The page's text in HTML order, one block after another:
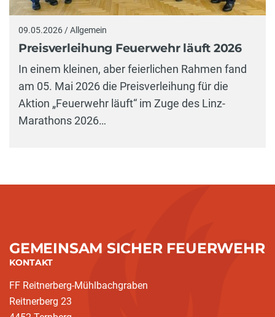
09.05.2026 / Allgemein
Preisverleihung Feuerwehr läuft 2026
In einem kleinen, aber feierlichen Rahmen fand
am 05. Mai 2026 die Preisverleihung für die
Aktion „Feuerwehr läuft“ im Zuge des Linz-
Marathons 2026…
GEMEINSAM SICHER FEUERWEHR
KONTAKT
FF Reitnerberg-Mühlbachgraben
Reitnerberg 23